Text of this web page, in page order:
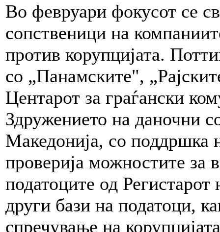
Во февруари фокусот се
сопственици на
против корупцијата.
со „Панамските",
Центарот за граѓански
Здружението на даночни
Македонија, со поддршка
проверија можностите за
податоците од
други бази на податоци,
спречување на